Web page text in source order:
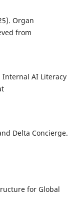
Organ
from
Internal AI Literacy
Delta Concierge.
for Global